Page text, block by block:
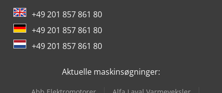
Hyster P1.8
Hyster Reach Truck
+49 201 857 861 80
+49 201 857 861 80
+49 201 857 861 80
Aktuelle maskinsøgninger: